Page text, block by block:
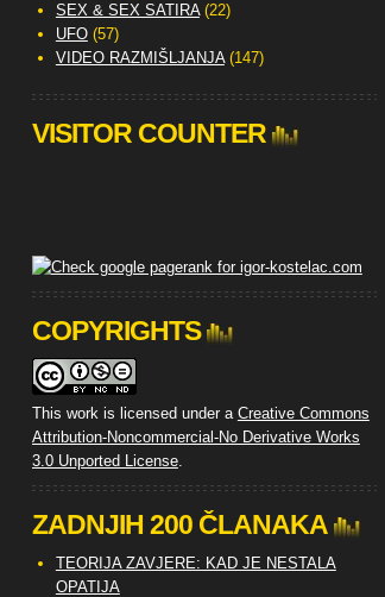
SEX & SEX SATIRA(22)
UFO(57)
VIDEO RAZMIŠLJANJA(147)
VISITOR COUNTER
COPYRIGHTS
This work is licensed under a Creative Commons
Attribution-Noncommercial-No Derivative Works
3.0 Unported License.
ZADNJIH 200 ČLANAKA
TEORIJA ZAVJERE: KAD JE NESTALA
OPATIJA